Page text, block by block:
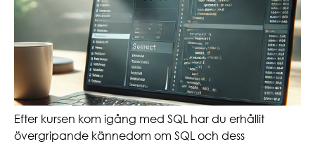
Efter kursen kom igång med SQL har du erhållit
övergripande kännedom om SQL och dess